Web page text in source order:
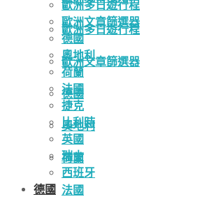
歐洲多日遊行程
歐洲文章篩選器
德國
奧地利
荷蘭
法國
歐洲多日遊行程
歐洲文章篩選器
德國
奧地利
荷蘭
法國
捷克
比利時
英國
瑞士
西班牙
德國